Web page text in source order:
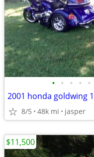
• • • • •
2001 honda goldwing
8/5 48k mi jasper
$11,500